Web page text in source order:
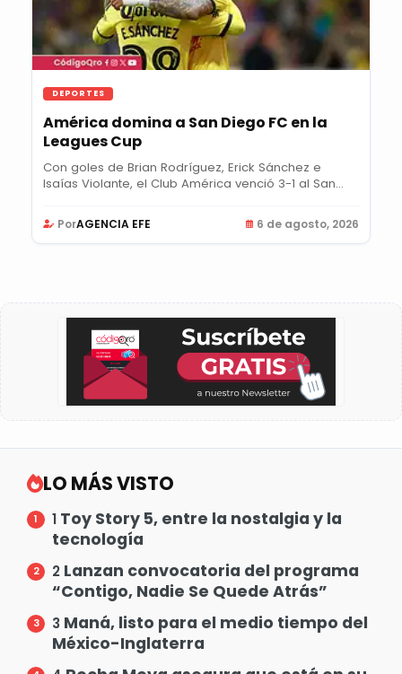
DEPORTES
América domina a San Diego FC en la
Leagues Cup
Con goles de Brian Rodríguez, Erick Sánchez e
Isaías Violante, el Club América venció 3-1 al San...
PorAGENCIA EFE 6 de agosto, 2026
LO MÁS VISTO
1 Toy Story 5, entre la nostalgia y la
tecnología
2 Lanzan convocatoria del programa
“Contigo, Nadie Se Quede Atrás”
3 Maná, listo para el medio tiempo del
México-Inglaterra